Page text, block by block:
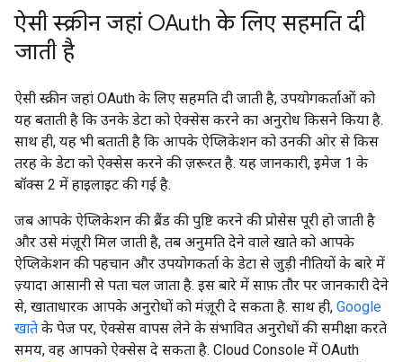
ऐसी स्क्रीन जहां OAuth के लिए सहमति दी
जाती है
ऐसी स्क्रीन जहां OAuth के लिए सहमति दी जाती है, उपयोगकर्ताओं को
यह बताती है कि उनके डेटा को ऐक्सेस करने का अनुरोध किसने किया है.
साथ ही, यह भी बताती है कि आपके ऐप्लिकेशन को उनकी ओर से किस
तरह के डेटा को ऐक्सेस करने की ज़रूरत है. यह जानकारी, इमेज 1 के
बॉक्स 2 में हाइलाइट की गई है.
जब आपके ऐप्लिकेशन की ब्रैंड की पुष्टि करने की प्रोसेस पूरी हो जाती है
और उसे मंज़ूरी मिल जाती है, तब अनुमति देने वाले खाते को आपके
ऐप्लिकेशन की पहचान और उपयोगकर्ता के डेटा से जुड़ी नीतियों के बारे में
ज़्यादा आसानी से पता चल जाता है. इस बारे में साफ़ तौर पर जानकारी देने
से, खाताधारक आपके अनुरोधों को मंज़ूरी दे सकता है. साथ ही, Google
खाते के पेज पर, ऐक्सेस वापस लेने के संभावित अनुरोधों की समीक्षा करते
समय, वह आपको ऐक्सेस दे सकता है. Cloud Console में OAuth